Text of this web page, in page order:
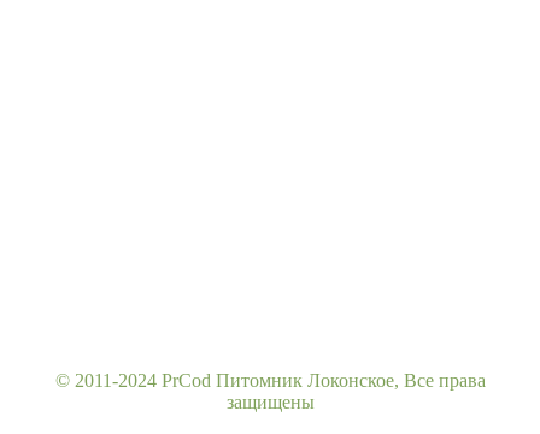
© 2011-2024 PrCod Питомник Локонское, Все права
защищены